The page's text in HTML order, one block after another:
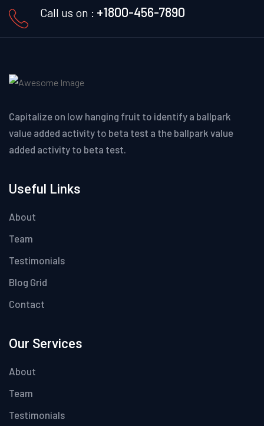
Call us on : +1800-456-7890
Capitalize on low hanging fruit to identify a ballpark
value added activity to beta test a the ballpark value
added activity to beta test.
Useful Links
About
Team
Testimonials
Blog Grid
Contact
Our Services
About
Team
Testimonials